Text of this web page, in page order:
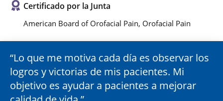
Certificado por la Junta
American Board of Orofacial Pain, Orofacial Pain
Lo que me motiva cada día es observar los
logros y victorias de mis pacientes. Mi
objetivo es ayudar a pacientes a mejorar